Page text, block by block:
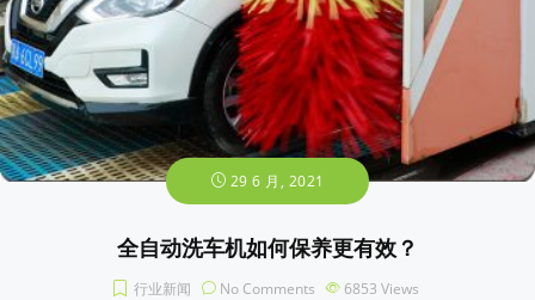
29 6 月, 2021
全自动洗车机如何保养更有效？
行业新闻 No Comments 6853 Views